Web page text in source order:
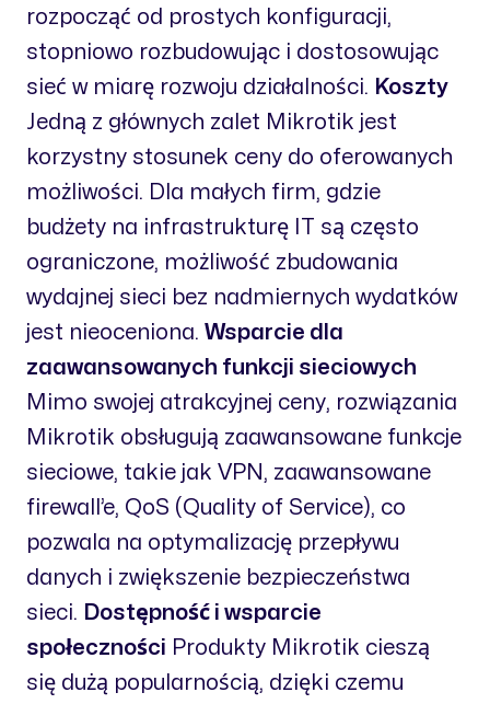
rozpocząć od prostych konfiguracji,
stopniowo rozbudowując i dostosowując
sieć w miarę rozwoju działalności. Koszty
Jedną z głównych zalet Mikrotik jest
korzystny stosunek ceny do oferowanych
możliwości. Dla małych firm, gdzie
budżety na infrastrukturę IT są często
ograniczone, możliwość zbudowania
wydajnej sieci bez nadmiernych wydatków
jest nieoceniona. Wsparcie dla
zaawansowanych funkcji sieciowych
Mimo swojej atrakcyjnej ceny, rozwiązania
Mikrotik obsługują zaawansowane funkcje
sieciowe, takie jak VPN, zaawansowane
firewall’e, QoS (Quality of Service), co
pozwala na optymalizację przepływu
danych i zwiększenie bezpieczeństwa
sieci. Dostępność i wsparcie
społeczności Produkty Mikrotik cieszą
się dużą popularnością, dzięki czemu